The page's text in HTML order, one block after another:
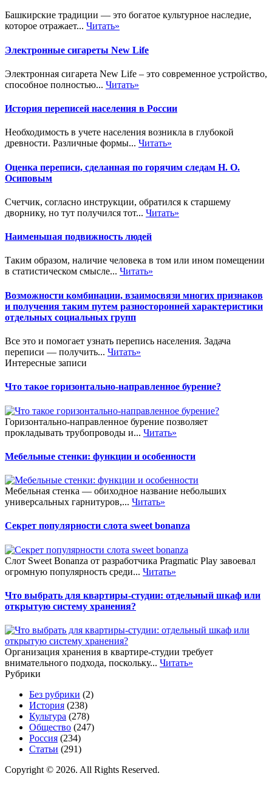
Башкирские традиции — это богатое культурное наследие,
которое отражает... Читать»
Электронные сигареты New Life
Электронная сигарета New Life – это современное устройство,
способное полностью... Читать»
История переписей населения в России
Необходимость в учете населения возникла в глубокой
древности. Различные формы... Читать»
Оценка переписи, сделанная по горячим следам Н. О.
Осиповым
Счетчик, согласно инструкции, обратился к старшему
дворнику, но тут получился тот... Читать»
Наименьшая подвижность людей
Таким образом, наличие человека в том или ином помещении
в статистическом смысле... Читать»
Возможности комбинации, взаимосвязи многих признаков
и получения таким путем разносторонней характеристики
отдельных социальных групп
Все это и помогает узнать перепись населения. Задача
переписи — получить... Читать»
Интересные записи
Что такое горизонтально-направленное бурение?
Горизонтально-направленное бурение позволяет
прокладывать трубопроводы и... Читать»
Мебельные стенки: функции и особенности
Мебельная стенка — обиходное название небольших
универсальных гарнитуров,... Читать»
Секрет популярности слота sweet bonanza
Слот Sweet Bonanza от разработчика Pragmatic Play завоевал
огромную популярность среди... Читать»
Что выбрать для квартиры-студии: отдельный шкаф или
открытую систему хранения?
Организация хранения в квартире-студии требует
внимательного подхода, поскольку... Читать»
Рубрики
Без рубрики (2)
История (238)
Культура (278)
Общество (247)
Россия (234)
Статьи (291)
Copyright © 2026. All Rights Reserved.